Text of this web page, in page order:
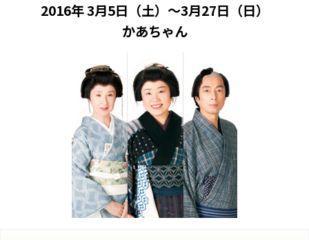
2016年 3月5日（土）～3月27日（日）
かあちゃん